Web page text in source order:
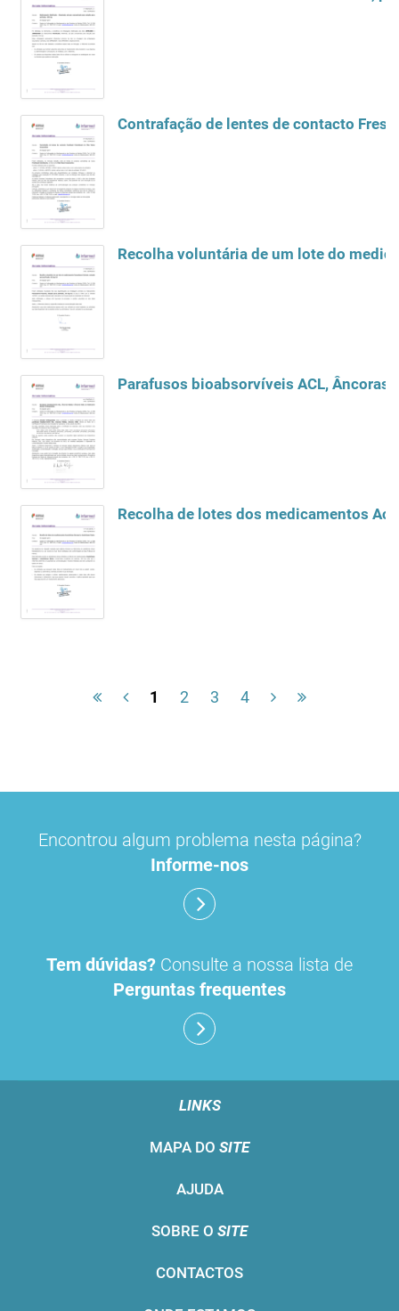
Contrafação de lentes de contacto
Recolha de lotes dos medicamentos
1 2 3 4
Encontrou algum problema nesta página?
Informe-nos
Tem dúvidas? Consulte a nossa lista de
Perguntas frequentes
LINKS
MAPA DO SITE
AJUDA
SOBRE O SITE
CONTACTOS